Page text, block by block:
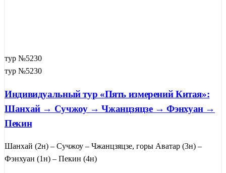
тур №5230
тур №5230
Индивидуальный тур «Пять измерений Китая»:
Шанхай → Сучжоу → Чжанцзяцзе → Фэнхуан →
Пекин
Шанхай (2н) – Сучжоу – Чжанцзяцзе, горы Аватар (3н) –
Фэнхуан (1н) – Пекин (4н)